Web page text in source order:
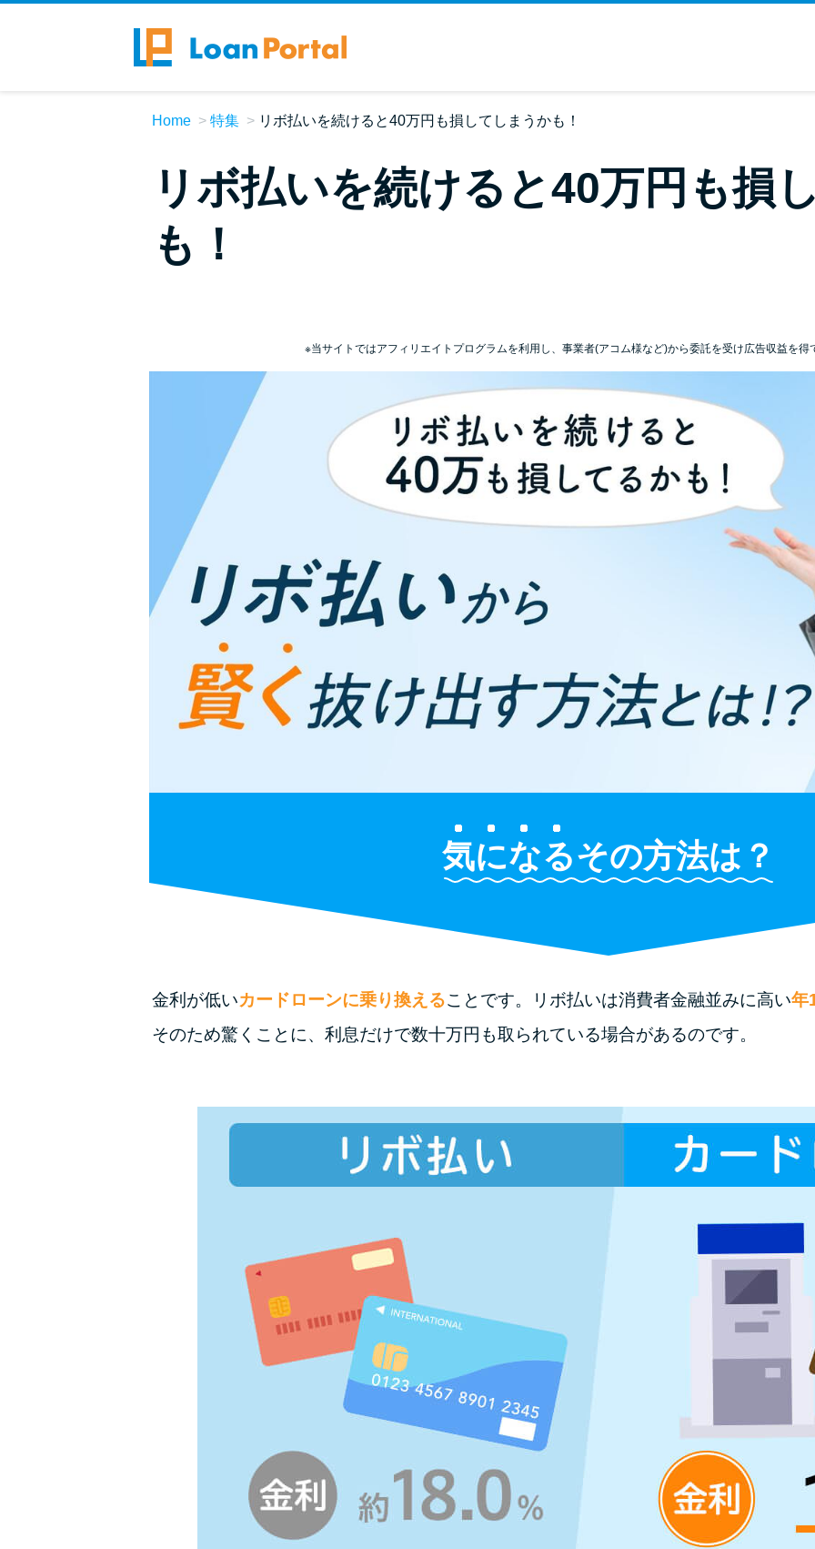
Home 特集 リボ払いを続けると40万円も損してしまうかも！
リボ払いを続けると40万円も損
も！
※当サイトではアフィリエイトプログラムを利用し、事業者(アコム様など)から委託を受け広告収益を得
気になるその方法は？
金利が低いカードローンに乗り換えることです。リボ払いは消費者金融並みに高い年
そのため驚くことに、利息だけで数十万円も取られている場合があるのです。